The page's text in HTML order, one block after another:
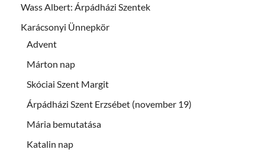
Wass Albert: Árpádházi Szentek
Karácsonyi Ünnepkör
Advent
Márton nap
Skóciai Szent Margit
Árpádházi Szent Erzsébet (november 19)
Mária bemutatása
Katalin nap